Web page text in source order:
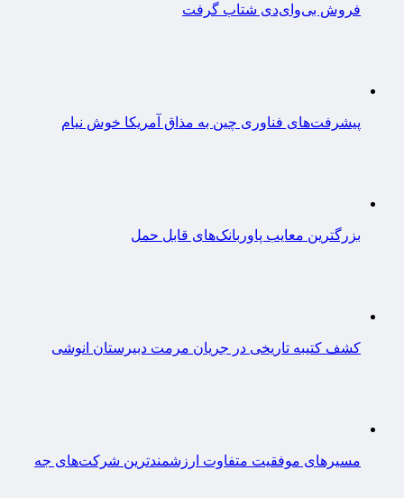
فروش بی‌وای‌دی شتاب گرفت
پیشرفت‌های فناوری چین به مذاق آمریکا خوش نیام
بزرگترین معایب پاوربانک‌های قابل حمل
کشف کتیبه تاریخی در جریان مرمت دبیرستان انوشی
مسیرهای موفقیت متفاوت ارزشمندترین شرکت‌های جه